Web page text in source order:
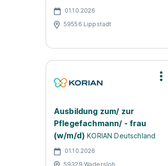
01.10.2026
59556 Lippstadt
Ausbildung zum/ zur
Pflegefachmann/ - frau
(w/m/d) KORIAN Deutschland
01.10.2026
59329 Wadersloh